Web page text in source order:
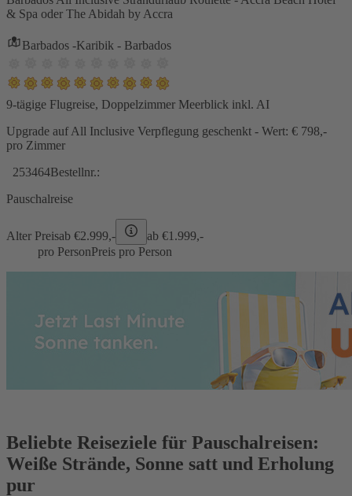
& Spa oder The Abidah by Accra
Barbados -Karibik - Barbados
9-tägige Flugreise, Doppelzimmer Meerblick inkl. AI
Upgrade auf All Inclusive Verpflegung geschenkt - Wert: € 798,-
pro Zimmer
253464Bestellnr.:
Pauschalreise
Alter Preisab €2.999,- ab €1.999,-
pro PersonPreis pro Person
Beliebte Reiseziele für Pauschalreisen:
Weiße Strände, Sonne satt und Erholung
pur